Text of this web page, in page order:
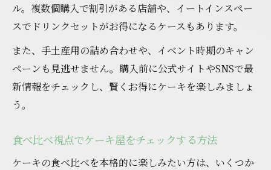
ル。複数個購入で割引がある店舗や、イートインスペー
スでドリンクセットがお得になるケースもあります。
また、手土産用の詰め合わせや、イベント時期のキャン
ペーンも見逃せません。購入前に公式サイトやSNSで最
新情報をチェックし、賢くお得にケーキを楽しみましょ
う。
食べ比べ視点でケーキ屋をチェックする方法
ケーキの食べ比べを本格的に楽しみたい方は、いくつか